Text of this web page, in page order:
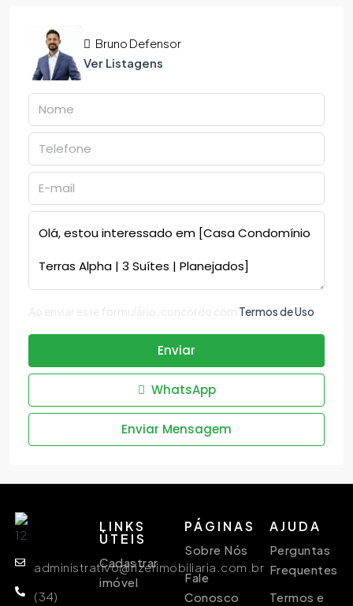
Bruno Defensor
Ver Listagens
Termos de Uso
Enviar
WhatsApp
Enviar Mensagem
administrativo@rizerimobiliaria.com.br
(34)
LINKS
ÙTEIS
Cadastrar
imóvel
PÁGINAS
Sobre Nós
Fale
Conosco
AJUDA
Perguntas
Frequentes
Termos e